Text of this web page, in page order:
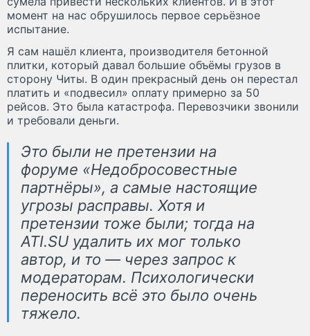
момент на нас обрушилось первое серьёзное
испытание.
Я сам нашёл клиента, производителя бетонной
плитки, который давал большие объёмы грузов в
сторону Читы. В один прекрасный день он перестал
платить и «подвесил» оплату примерно за 50
рейсов. Это была катастрофа. Перевозчики звонили
и требовали деньги.
Это были не претензии на
форуме «Недобросовестные
партнёры», а самые настоящие
угрозы расправы. Хотя и
претензии тоже были; тогда на
ATI.SU удалить их мог только
автор, и то — через запрос к
модераторам. Психологически
переносить всё это было очень
тяжело.